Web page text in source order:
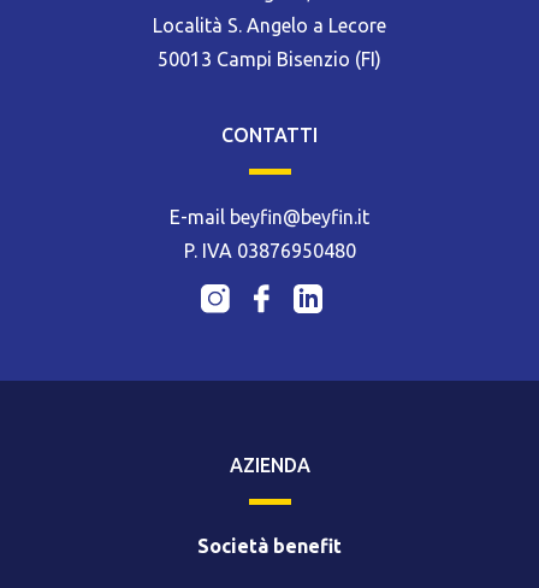
Località S. Angelo a Lecore
50013 Campi Bisenzio (FI)
CONTATTI
E-mail beyfin@beyfin.it
P. IVA 03876950480
AZIENDA
Società benefit